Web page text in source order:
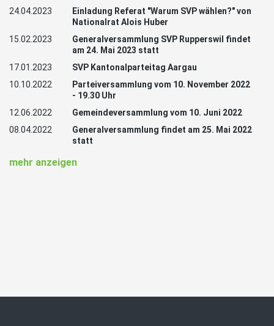
24.04.2023
Einladung Referat "Warum SVP wählen?" von
Nationalrat Alois Huber
15.02.2023
Generalversammlung SVP Rupperswil findet
am 24. Mai 2023 statt
17.01.2023
SVP Kantonalparteitag Aargau
10.10.2022
Parteiversammlung vom 10. November 2022
- 19.30 Uhr
12.06.2022
Gemeindeversammlung vom 10. Juni 2022
08.04.2022
Generalversammlung findet am 25. Mai 2022
statt
mehr anzeigen